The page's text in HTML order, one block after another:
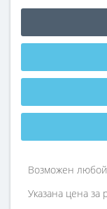
Возможен
Указана цена за